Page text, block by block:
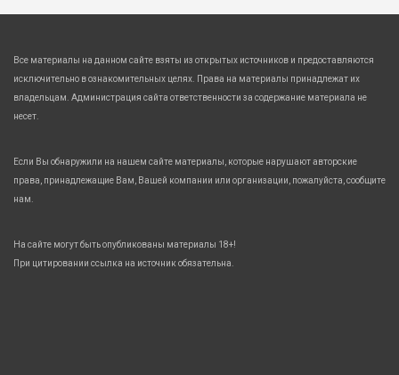
Все материалы на данном сайте взяты из открытых источников и предоставляются
исключительно в ознакомительных целях. Права на материалы принадлежат их
владельцам. Администрация сайта ответственности за содержание материала не
несет.
Если Вы обнаружили на нашем сайте материалы, которые нарушают авторские
права, принадлежащие Вам, Вашей компании или организации, пожалуйста, сообщите
нам.
На сайте могут быть опубликованы материалы 18+!
При цитировании ссылка на источник обязательна.